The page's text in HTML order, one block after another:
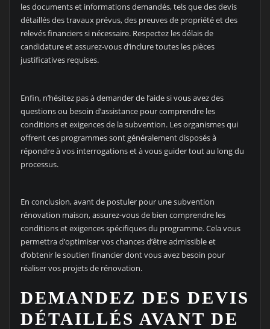
les documents et informations demandés, tels que des devis
détaillés des travaux prévus, des preuves de propriété et des
relevés financiers si nécessaire. Respectez les délais de
candidature et assurez-vous d’inclure toutes les pièces
justificatives requises.
Enfin, n’hésitez pas à demander de l’aide si vous avez des
questions ou besoin d’assistance pour comprendre les
conditions et exigences de la subvention. Les organismes qui
offrent ces programmes sont généralement disposés à
répondre à vos interrogations et à vous guider tout au long du
processus.
En conclusion, avant de postuler pour une subvention
rénovation maison, assurez-vous de bien comprendre les
conditions et exigences spécifiques du programme. Cela vous
permettra d’optimiser vos chances d’être admissible et
d’obtenir le soutien financier dont vous avez besoin pour
réaliser vos projets de rénovation.
DEMANDEZ DES DEVIS
DÉTAILLÉS AVANT DE